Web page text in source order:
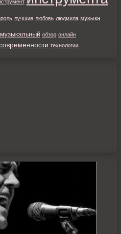
лучшие любовь людмила музыка
музыкальный обзор онлайн
технологии